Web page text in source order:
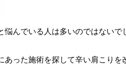
んでいる人は多いのではない
った施術を探して辛い肩こりを